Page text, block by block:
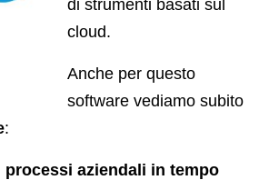
di strumenti basati sul
cloud.
Anche per questo
software vediamo subito
:
processi aziendali in tempo